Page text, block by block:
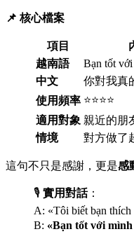
📌 核心檔案
項目
越南語
Bạn tốt
中文
你對我真
使用頻率 ⭐⭐⭐⭐
適用對象 親近的朋
情境
對方做了
這句不只是感謝，更是感
🎙️ 實用對話：
A: «Tôi biết bạn
B: «Bạn tốt với